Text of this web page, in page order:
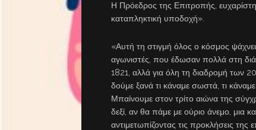
Η Πρόεδρος της Επιτροπής,
καταπληκτική υποδοχή».
«Αυτή τη στιγμή όλος ο κόσμος
αγωνιστές, που έδωσαν πολλά στη
1821, αλλά για όλη τη διαδρομή των
δούμε ξανά τι κάναμε σωστά, τι
Μπαίνουμε στον τρίτο αιώνα της
δεξί, αν θα πάμε με ούριο άνεμο, μια
αντιμετωπίζοντας τις προκλήσεις